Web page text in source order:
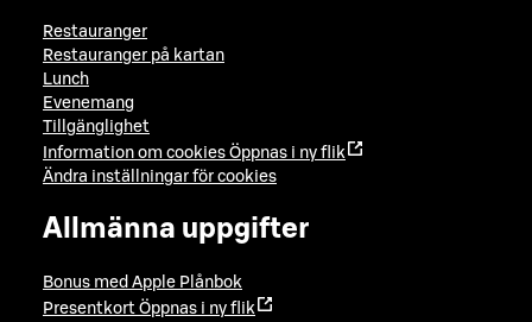
Restauranger
Restauranger på kartan
Lunch
Evenemang
Tillgänglighet
Information om cookies Öppnas i ny flik
Ändra inställningar för cookies
Allmänna uppgifter
Bonus med Apple Plånbok
Presentkort Öppnas i ny flik